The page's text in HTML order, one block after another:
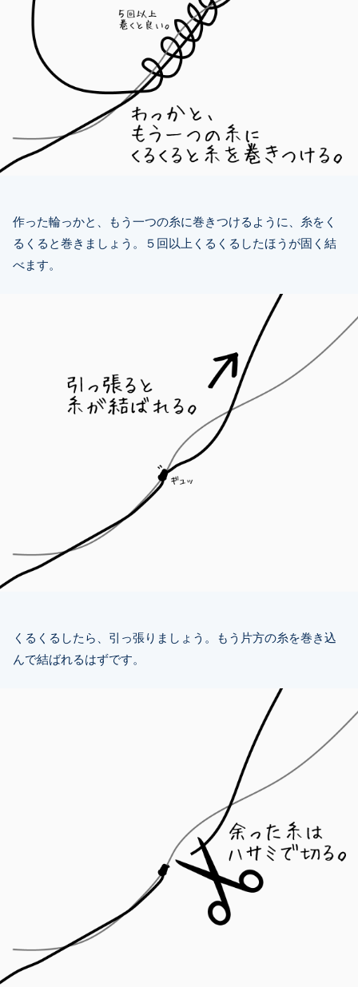
作った輪っかと、もう一つの糸に巻きつけるように、糸をく
るくると巻きましょう。５回以上くるくるしたほうが固く結
べます。
くるくるしたら、引っ張りましょう。もう片方の糸を巻き込
んで結ばれるはずです。